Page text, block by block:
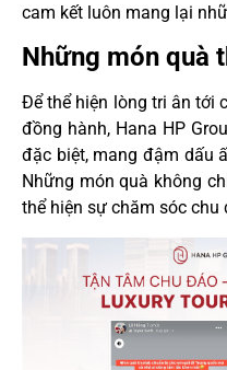
cam kết luôn mang lại
Những món quà
Để thể hiện lòng tri ân tới
đồng hành, Hana HP
đặc biệt, mang đậm dấu
Những món quà không
thể hiện sự chăm sóc